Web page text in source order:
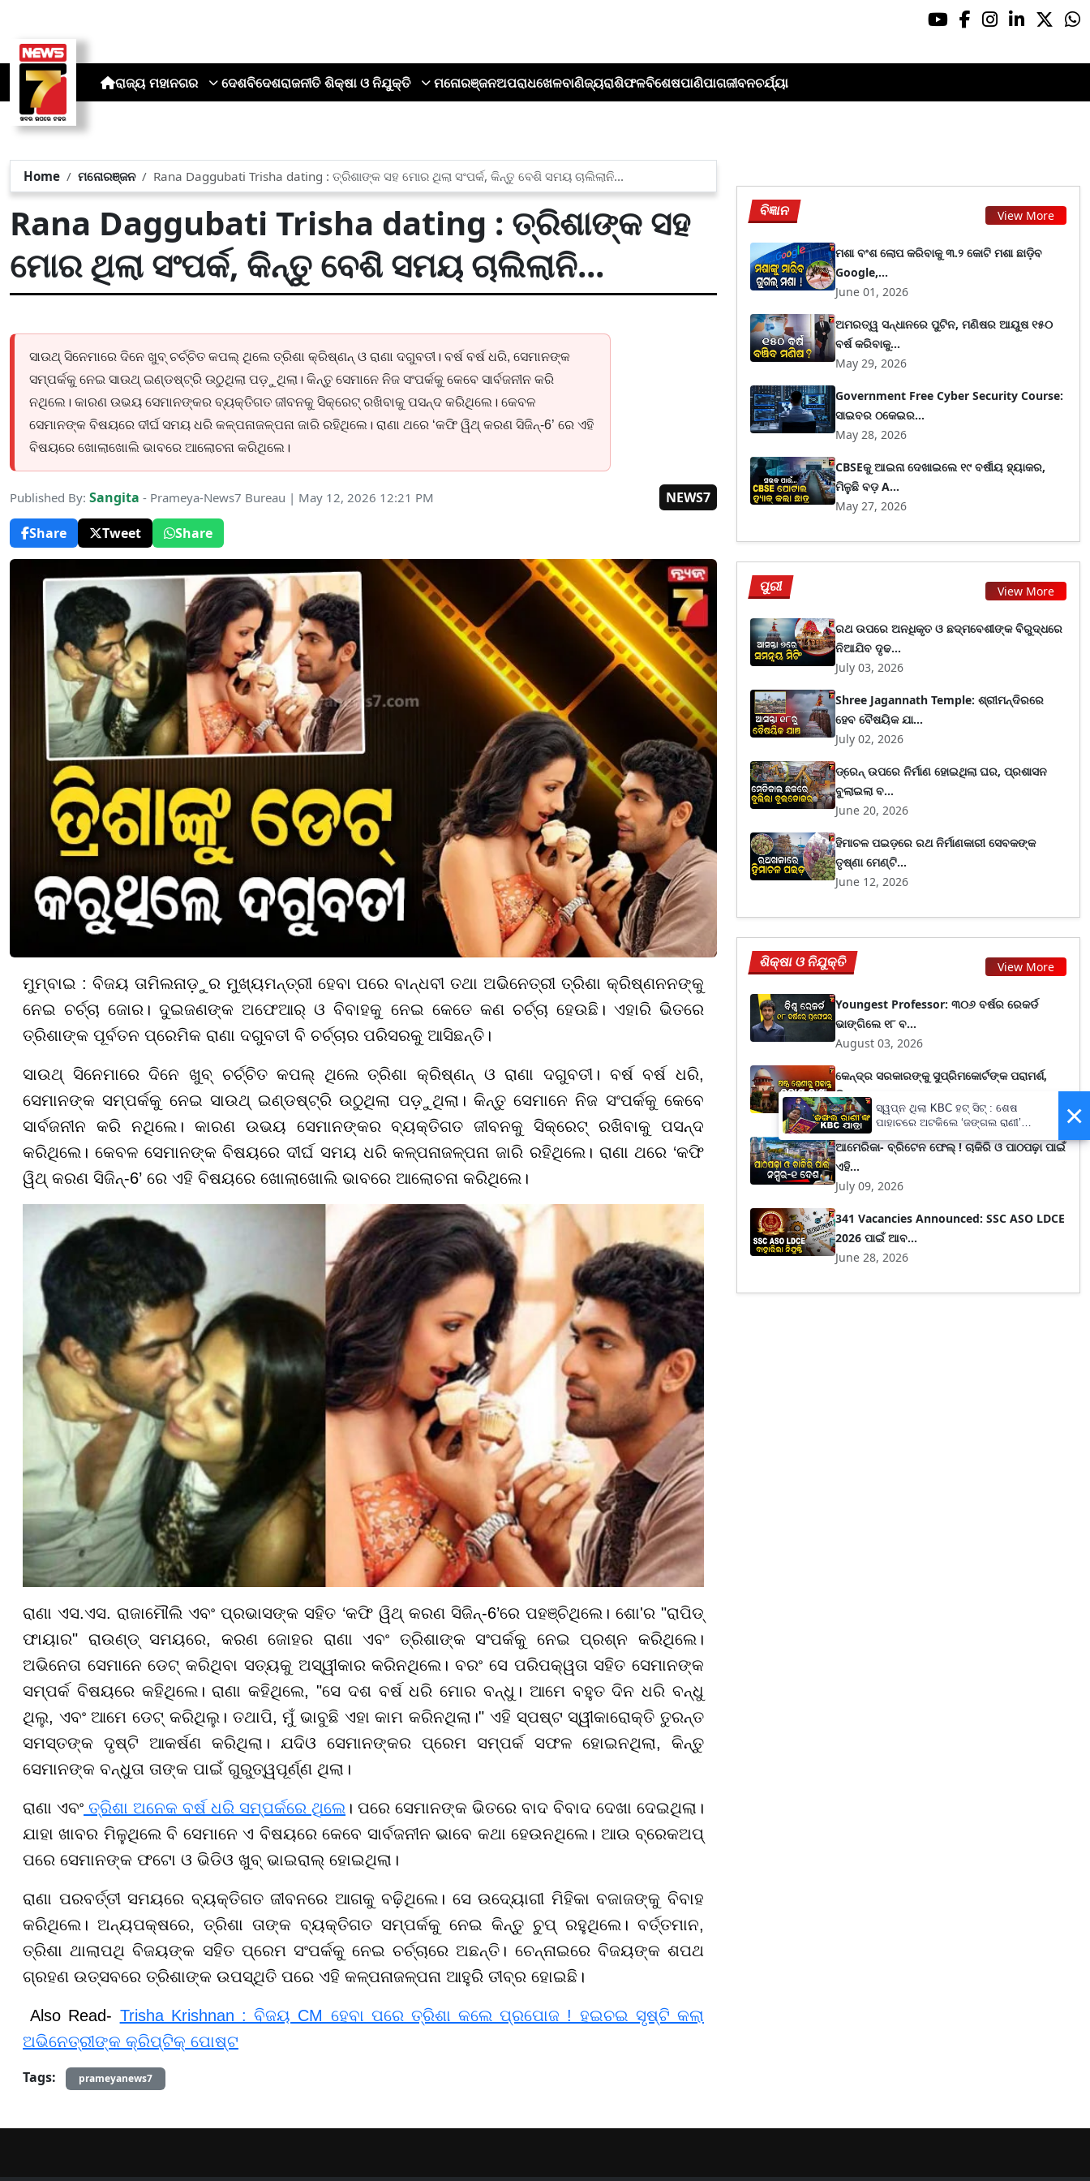
ରାଜ୍ୟ ମହାନଗର ଦେଶବିଦେଶରାଜନୀତି ଶିକ୍ଷା ଓ ନିଯୁକ୍ତି ମନୋରଞ୍ଜନଅପରାଧଖେଳବାଣିଜ୍ୟରାଶିଫଳବିଶେଷପାଣିପାଗଜୀବନଚର୍ଯ୍ୟା
Home ମନୋରଞ୍ଜନ Rana Daggubati Trisha dating : ତ୍ରିଶାଙ୍କ ସହ ମୋର ଥିଲା ସଂପର୍କ, କିନ୍ତୁ ବେଶି ସମୟ ଚାଲିଲାନି...
Rana Daggubati Trisha dating : ତ୍ରିଶାଙ୍କ ସହ
ମୋର ଥିଲା ସଂପର୍କ, କିନ୍ତୁ ବେଶି ସମୟ ଚାଲିଲାନି...
ସାଉଥ୍ ସିନେମାରେ ଦିନେ ଖୁବ୍ ଚର୍ଚ୍ଚିତ କପଲ୍ ଥିଲେ ତ୍ରିଶା କ୍ରିଷ୍ଣନ୍ ଓ ରାଣା ଦଗୁବତୀ। ବର୍ଷ ବର୍ଷ ଧରି, ସେମାନଙ୍କ
ସମ୍ପର୍କକୁ ନେଇ ସାଉଥ୍ ଇଣ୍ଡଷ୍ଟ୍ରି ଉଠୁଥିଲା ପଡ଼ୁଥିଲା। କିନ୍ତୁ ସେମାନେ ନିଜ ସଂପର୍କକୁ କେବେ ସାର୍ବଜନୀନ କରି
ନଥିଲେ। କାରଣ ଉଭୟ ସେମାନଙ୍କର ବ୍ୟକ୍ତିଗତ ଜୀବନକୁ ସିକ୍ରେଟ୍ ରଖିବାକୁ ପସନ୍ଦ କରିଥିଲେ। କେବଳ
ସେମାନଙ୍କ ବିଷୟରେ ଦୀର୍ଘ ସମୟ ଧରି କଳ୍ପନାଜଳ୍ପନା ଜାରି ରହିଥିଲେ। ରାଣା ଥରେ ‘କଫି ୱିଥ୍ କରଣ ସିଜିନ୍-6’ ରେ ଏହି
ବିଷୟରେ ଖୋଲାଖୋଲି ଭାବରେ ଆଲୋଚନା କରିଥିଲେ।
Published By: Sangita - Prameya-News7 Bureau | May 12, 2026 12:21 PM
NEWS7
Share
Tweet Share
ମୁମ୍ବାଇ : ବିଜୟ ତାମିଲନାଡ଼ୁର ମୁଖ୍ୟମନ୍ତ୍ରୀ ହେବା ପରେ ବାନ୍ଧବୀ ତଥା ଅଭିନେତ୍ରୀ ତ୍ରିଶା କ୍ରିଷ୍ଣନନଙ୍କୁ
ନେଇ ଚର୍ଚ୍ଚା ଜୋର। ଦୁଇଜଣଙ୍କ ଅଫେଆର୍ ଓ ବିବାହକୁ ନେଇ କେତେ କଣ ଚର୍ଚ୍ଚା ହେଉଛି। ଏହାରି ଭିତରେ
ତ୍ରିଶାଙ୍କ ପୂର୍ବତନ ପ୍ରେମିକ ରାଣା ଦଗୁବତୀ ବି ଚର୍ଚ୍ଚାର ପରିସରକୁ ଆସିଛନ୍ତି।
ସାଉଥ୍ ସିନେମାରେ ଦିନେ ଖୁବ୍ ଚର୍ଚ୍ଚିତ କପଲ୍ ଥିଲେ ତ୍ରିଶା କ୍ରିଷ୍ଣନ୍ ଓ ରାଣା ଦଗୁବତୀ। ବର୍ଷ ବର୍ଷ ଧରି,
ସେମାନଙ୍କ ସମ୍ପର୍କକୁ ନେଇ ସାଉଥ୍ ଇଣ୍ଡଷ୍ଟ୍ରି ଉଠୁଥିଲା ପଡ଼ୁଥିଲା। କିନ୍ତୁ ସେମାନେ ନିଜ ସଂପର୍କକୁ କେବେ
ସାର୍ବଜନୀନ କରି ନଥିଲେ। କାରଣ ଉଭୟ ସେମାନଙ୍କର ବ୍ୟକ୍ତିଗତ ଜୀବନକୁ ସିକ୍ରେଟ୍ ରଖିବାକୁ ପସନ୍ଦ
କରିଥିଲେ। କେବଳ ସେମାନଙ୍କ ବିଷୟରେ ଦୀର୍ଘ ସମୟ ଧରି କଳ୍ପନାଜଳ୍ପନା ଜାରି ରହିଥିଲେ। ରାଣା ଥରେ ‘କଫି
ୱିଥ୍ କରଣ ସିଜିନ୍-6’ ରେ ଏହି ବିଷୟରେ ଖୋଲାଖୋଲି ଭାବରେ ଆଲୋଚନା କରିଥିଲେ।
ରାଣା ଏସ.ଏସ. ରାଜାମୌଲି ଏବଂ ପ୍ରଭାସଙ୍କ ସହିତ ‘କଫି ୱିଥ୍ କରଣ ସିଜିନ୍-6’ରେ ପହଞ୍ଚିଥିଲେ। ଶୋ'ର "ରାପିଡ୍
ଫାୟାର" ରାଉଣ୍ଡ୍ ସମୟରେ, କରଣ ଜୋହର ରାଣା ଏବଂ ତ୍ରିଶାଙ୍କ ସଂପର୍କକୁ ନେଇ ପ୍ରଶ୍ନ କରିଥିଲେ।
ଅଭିନେତା ସେମାନେ ଡେଟ୍ କରିଥିବା ସତ୍ୟକୁ ଅସ୍ୱୀକାର କରିନଥିଲେ। ବରଂ ସେ ପରିପକ୍ୱତା ସହିତ ସେମାନଙ୍କ
ସମ୍ପର୍କ ବିଷୟରେ କହିଥିଲେ। ରାଣା କହିଥିଲେ, "ସେ ଦଶ ବର୍ଷ ଧରି ମୋର ବନ୍ଧୁ। ଆମେ ବହୁତ ଦିନ ଧରି ବନ୍ଧୁ
ଥିଲୁ, ଏବଂ ଆମେ ଡେଟ୍ କରିଥିଲୁ। ତଥାପି, ମୁଁ ଭାବୁଛି ଏହା କାମ କରିନଥିଲା।" ଏହି ସ୍ପଷ୍ଟ ସ୍ୱୀକାରୋକ୍ତି ତୁରନ୍ତ
ସମସ୍ତଙ୍କ ଦୃଷ୍ଟି ଆକର୍ଷଣ କରିଥିଲା। ଯଦିଓ ସେମାନଙ୍କର ପ୍ରେମ ସମ୍ପର୍କ ସଫଳ ହୋଇନଥିଲା, କିନ୍ତୁ
ସେମାନଙ୍କ ବନ୍ଧୁତା ତାଙ୍କ ପାଇଁ ଗୁରୁତ୍ୱପୂର୍ଣ୍ଣ ଥିଲା।
ରାଣା ଏବଂ ତ୍ରିଶା ଅନେକ ବର୍ଷ ଧରି ସମ୍ପର୍କରେ ଥିଲେ । ପରେ ସେମାନଙ୍କ ଭିତରେ ବାଦ ବିବାଦ ଦେଖା ଦେଇଥିଲା।
ଯାହା ଖାବର ମିଳୁଥିଲେ ବି ସେମାନେ ଏ ବିଷୟରେ କେବେ ସାର୍ବଜନୀନ ଭାବେ କଥା ହେଉନଥିଲେ। ଆଉ ବ୍ରେକଅପ୍
ପରେ ସେମାନଙ୍କ ଫଟୋ ଓ ଭିଡିଓ ଖୁବ୍ ଭାଇରାଲ୍ ହୋଇଥିଲା।
ରାଣା ପରବର୍ତ୍ତୀ ସମୟରେ ବ୍ୟକ୍ତିଗତ ଜୀବନରେ ଆଗକୁ ବଢ଼ିଥିଲେ। ସେ ଉଦ୍ୟୋଗୀ ମିହିକା ବଜାଜଙ୍କୁ ବିବାହ
କରିଥିଲେ। ଅନ୍ୟପକ୍ଷରେ, ତ୍ରିଶା ତାଙ୍କ ବ୍ୟକ୍ତିଗତ ସମ୍ପର୍କକୁ ନେଇ କିନ୍ତୁ ଚୁପ୍ ରହୁଥିଲେ। ବର୍ତ୍ତମାନ,
ତ୍ରିଶା ଥାଲାପଥି ବିଜୟଙ୍କ ସହିତ ପ୍ରେମ ସଂପର୍କକୁ ନେଇ ଚର୍ଚ୍ଚାରେ ଅଛନ୍ତି। ଚେନ୍ନାଇରେ ବିଜୟଙ୍କ ଶପଥ
ଗ୍ରହଣ ଉତ୍ସବରେ ତ୍ରିଶାଙ୍କ ଉପସ୍ଥିତି ପରେ ଏହି କଳ୍ପନାଜଳ୍ପନା ଆହୁରି ତୀବ୍ର ହୋଇଛି।
Also Read- Trisha Krishnan : ବିଜୟ CM ହେବା ପରେ ତ୍ରିଶା କଲେ ପ୍ରପୋଜ ! ହଇଚଇ ସୃଷ୍ଟି କଲା
ଅଭିନେତ୍ରୀଙ୍କ କ୍ରିପ୍ଟିକ୍ ପୋଷ୍ଟ
Tags:
prameyanews7
ବିଜ୍ଞାନ View More
ମଶା ବଂଶ ଲୋପ କରିବାକୁ ୩.୨ କୋଟି ମଶା ଛାଡ଼ିବ
Google,...
June 01, 2026
ଅମରତ୍ୱ ସନ୍ଧାନରେ ପୁଟିନ, ମଣିଷର ଆୟୁଷ ୧୫୦
ବର୍ଷ କରିବାକୁ...
May 29, 2026
Government Free Cyber Security Course:
ସାଇବର ଠକେଇର...
May 28, 2026
CBSEକୁ ଆଇନା ଦେଖାଇଲେ ୧୯ ବର୍ଷୀୟ ହ୍ୟାକର,
ମିଳୁଛି ବଡ଼ A...
May 27, 2026
ପୁରୀ View More
ରଥ ଉପରେ ଅନଧିକୃତ ଓ ଛଦ୍ମବେଶୀଙ୍କ ବିରୁଦ୍ଧରେ
ନିଆଯିବ ଦୃଢ...
July 03, 2026
Shree Jagannath Temple: ଶ୍ରୀମନ୍ଦିରରେ
ହେବ ବୈଷୟିକ ଯା...
July 02, 2026
ଡ୍ରେନ୍ ଉପରେ ନିର୍ମାଣ ହୋଇଥିଲା ଘର, ପ୍ରଶାସନ
ବୁଲାଇଲା ବ...
June 20, 2026
ହିମାଚଳ ପଇଡ଼ରେ ରଥ ନିର୍ମାଣକାରୀ ସେବକଙ୍କ
ତୃଷ୍ଣା ମେଣ୍ଟି...
June 12, 2026
ଶିକ୍ଷା ଓ ନିଯୁକ୍ତି View More
Youngest Professor: ୩୦୬ ବର୍ଷର ରେକର୍ଡ
ଭାଙ୍ଗିଲେ ୧୮ ବ...
August 03, 2026
କେନ୍ଦ୍ର ସରକାରଙ୍କୁ ସୁପ୍ରିମକୋର୍ଟଙ୍କ ପରାମର୍ଶ,
ପିଲାଙ୍କ...
July 16, 2026
ଆମେରିକା- ବ୍ରିଟେନ ଫେଲ୍ ! ଚାକିରି ଓ ପାଠପଢ଼ା ପାଇଁ
ଏହି...
July 09, 2026
341 Vacancies Announced: SSC ASO LDCE
2026 ପାଇଁ ଆବ...
June 28, 2026
×
ସ୍ୱପ୍ନ ଥିଲା KBC ହଟ୍ ସିଟ୍ : ଶେଷ
ପାହାଚରେ ଅଟକିଲେ ‘ଜଙ୍ଗଲ ରାଣୀ’